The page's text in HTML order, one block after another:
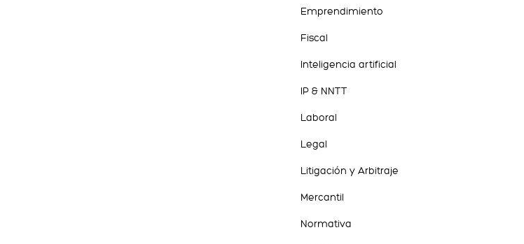
Emprendimiento
Fiscal
Inteligencia artificial
IP & NNTT
Laboral
Legal
Litigación y Arbitraje
Mercantil
Normativa